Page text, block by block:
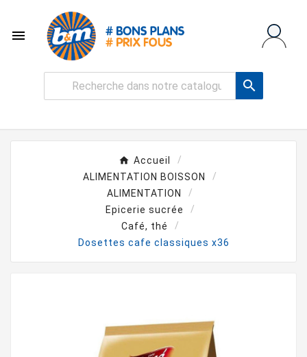


Accueil
ALIMENTATION BOISSON
ALIMENTATION
Epicerie sucrée
Café, thé
Dosettes cafe classiques x36